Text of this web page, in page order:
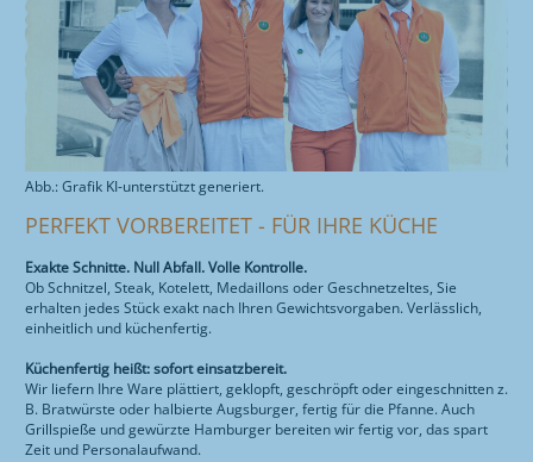
Abb.: Grafik KI-unterstützt generiert.
PERFEKT VORBEREITET - FÜR IHRE KÜCHE
Exakte Schnitte. Null Abfall. Volle Kontrolle.
Ob Schnitzel, Steak, Kotelett, Medaillons oder Geschnetzeltes, Sie
erhalten jedes Stück exakt nach Ihren Gewichtsvorgaben. Verlässlich,
einheitlich und küchenfertig.
Küchenfertig heißt: sofort einsatzbereit.
Wir liefern Ihre Ware plättiert, geklopft, geschröpft oder eingeschnitten z.
B. Bratwürste oder halbierte Augsburger, fertig für die Pfanne. Auch
Grillspieße und gewürzte Hamburger bereiten wir fertig vor, das spart
Zeit und Personalaufwand.